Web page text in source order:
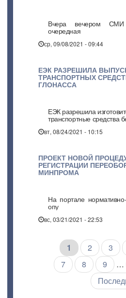
Вчера вечером СМИ
очередная
ср, 09/08/2021 - 09:44
ЕЭК РАЗРЕШИЛА
ТРАНСПОРТНЫХ
ГЛОНАССА
ЕЭК разрешила
транспортные средства
вт, 08/24/2021 - 10:15
ПРОЕКТ НОВОЙ
РЕГИСТРАЦИИ
МИНПРОМА
На портале
опу
вс, 03/21/2021 - 22:53
Нумерация
страниц
Текущая
страница
1 Страница
2 3
Страница
7 Страница
8 9 …